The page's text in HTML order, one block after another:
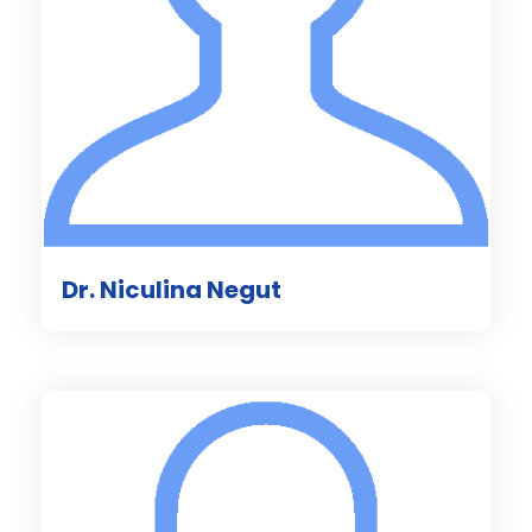
Dr. Niculina Negut